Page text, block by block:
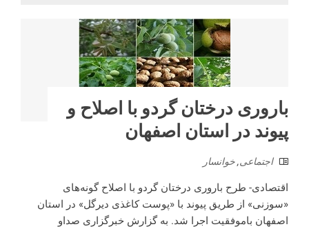
باروری درختان گردو با اصلاح و
پیوند در استان اصفهان
اجتماعی,خوانسار
اقتصادی- طرح باروری درختان گردو با اصلاح گونه‌های
«سوزنی» از طریق پیوند با «پوست کاغذی دیرگل» در استان
اصفهان باموفقیت اجرا شد. به گزارش خبرگزاری صداو